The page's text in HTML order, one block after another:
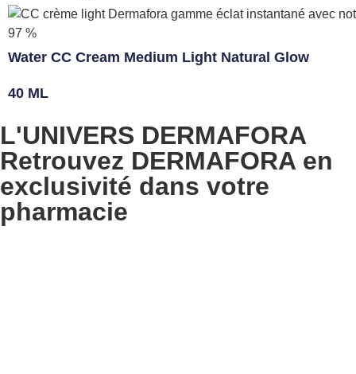
Water CC Cream Medium Light Natural Glow
40 ML
L'UNIVERS DERMAFORA
Retrouvez DERMAFORA en
exclusivité dans votre
pharmacie